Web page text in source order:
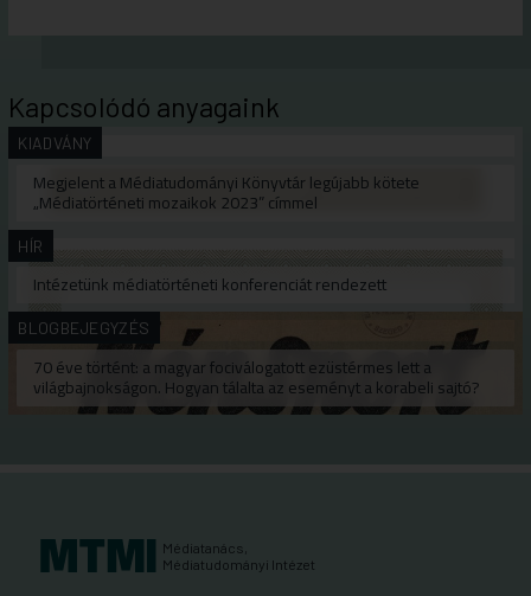
Kapcsolódó anyagaink
KIADVÁNY
Megjelent a Médiatudományi Könyvtár legújabb kötete
„Médiatörténeti mozaikok 2023” címmel
HÍR
Intézetünk médiatörténeti konferenciát rendezett
BLOGBEJEGYZÉS
70 éve történt: a magyar fociválogatott ezüstérmes lett a
világbajnokságon. Hogyan tálalta az eseményt a korabeli sajtó?
Médiatanács,
Médiatudományi Intézet